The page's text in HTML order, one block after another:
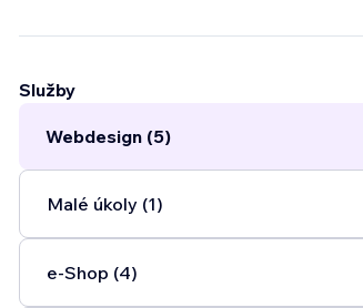
Služby
Webdesign (5)
Malé úkoly (1)
e‑Shop (4)